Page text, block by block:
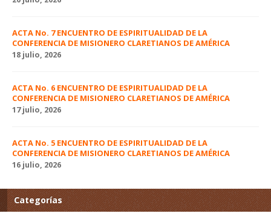
ACTA No. 7 ENCUENTRO DE ESPIRITUALIDAD DE LA
CONFERENCIA DE MISIONERO CLARETIANOS DE AMÉRICA
18 julio, 2026
ACTA No. 6 ENCUENTRO DE ESPIRITUALIDAD DE LA
CONFERENCIA DE MISIONERO CLARETIANOS DE AMÉRICA
17 julio, 2026
ACTA No. 5 ENCUENTRO DE ESPIRITUALIDAD DE LA
CONFERENCIA DE MISIONERO CLARETIANOS DE AMÉRICA
16 julio, 2026
Categorías